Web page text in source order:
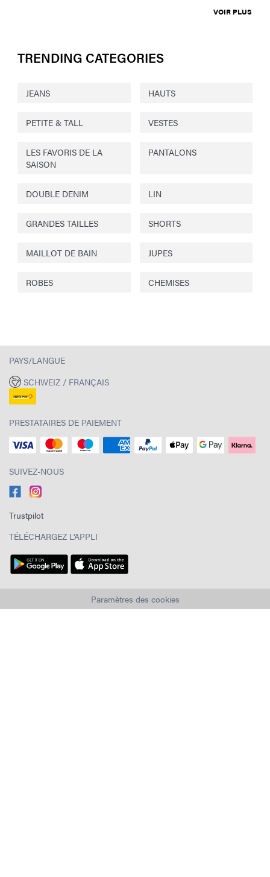
VOIR PLUS
TRENDING CATEGORIES
JEANS HAUTS
PETITE & TALL VESTES
LES FAVORIS DE LA
SAISON
PANTALONS
DOUBLE DENIM LIN
GRANDES TAILLES SHORTS
MAILLOT DE BAIN JUPES
ROBES CHEMISES
PAYS/LANGUE
SCHWEIZ / FRANÇAIS
PRESTATAIRES DE PAIEMENT
SUIVEZ-NOUS
Trustpilot
TÉLÉCHARGEZ L'APPLI
Paramètres des cookies